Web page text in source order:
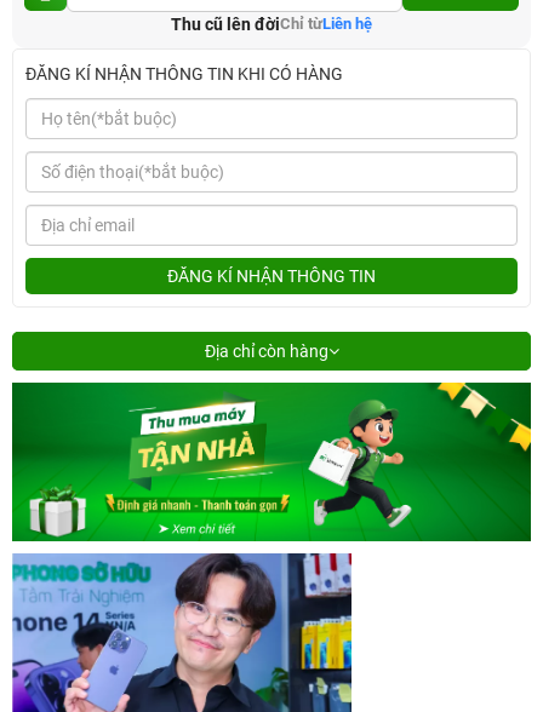
Thu cũ lên đờiChỉ từLiên hệ
ĐĂNG KÍ NHẬN THÔNG TIN KHI CÓ HÀNG
ĐĂNG KÍ NHẬN THÔNG TIN
Địa chỉ còn hàng